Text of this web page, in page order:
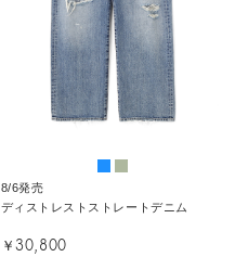
8/6発売
ディストレストストレートデニム
￥30,800